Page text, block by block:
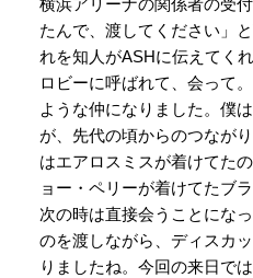
横浜アリーナの関係者の受
たんで、渡してください」
れを知人がASHに伝えてく
ロビーに呼ばれて、会って
ような仲になりました。僕
が、先代の頃からのつなが
はエアロスミスが着けてた
ョー・ペリーが着けてたブ
次の時は直接会うことにな
のを渡しながら、ディスカ
りましたね。今回の来日で